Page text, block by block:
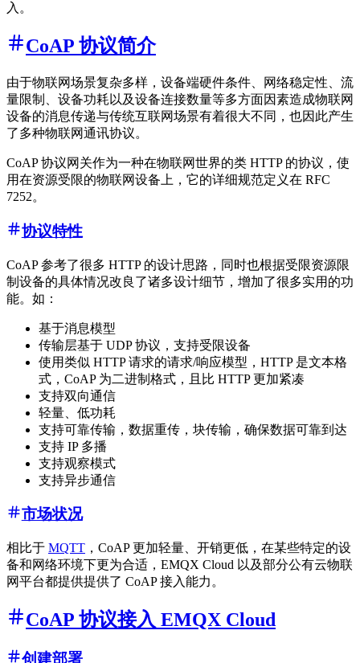
入。
CoAP 协议简介
由于物联网场景复杂多样，设备端硬件条件、网络稳定性、流
量限制、设备功耗以及设备连接数量等多方面因素造成物联网
设备的消息传递与传统互联网场景有着很大不同，也因此产生
了多种物联网通讯协议。
CoAP 协议网关作为一种在物联网世界的类 HTTP 的协议，使
用在资源受限的物联网设备上，它的详细规范定义在 RFC
7252。
协议特性
CoAP 参考了很多 HTTP 的设计思路，同时也根据受限资源限
制设备的具体情况改良了诸多设计细节，增加了很多实用的功
能。如：
基于消息模型
传输层基于 UDP 协议，支持受限设备
使用类似 HTTP 请求的请求/响应模型，HTTP 是文本格
式，CoAP 为二进制格式，且比 HTTP 更加紧凑
支持双向通信
轻量、低功耗
支持可靠传输，数据重传，块传输，确保数据可靠到达
支持 IP 多播
支持观察模式
支持异步通信
市场状况
相比于 MQTT ，CoAP 更加轻量、开销更低，在某些特定的设
备和网络环境下更为合适，EMQX Cloud 以及部分公有云物联
网平台都提供提供了 CoAP 接入能力。
CoAP 协议接入 EMQX Cloud
创建部署